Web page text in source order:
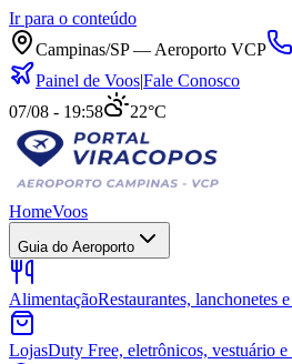
Ir para o conteúdo
Campinas/SP — Aeroporto VCP
Painel de Voos|Fale Conosco
07/08 - 19:58
22°C
HomeVoos
Guia do Aeroporto
AlimentaçãoRestaurantes, lanchonetes
LojasDuty Free, eletrônicos, vestuário e